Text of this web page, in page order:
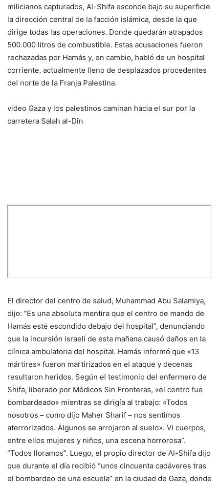
milicianos capturados, Al-Shifa esconde bajo su superficie
la dirección central de la facción islámica, desde la que
dirige todas las operaciones. Donde quedarán atrapados
500.000 litros de combustible. Estas acusaciones fueron
rechazadas por Hamás y, en cambio, habló de un hospital
corriente, actualmente lleno de desplazados procedentes
del norte de la Franja Palestina.
video Gaza y los palestinos caminan hacia el sur por la
carretera Salah al-Din
El director del centro de salud, Muhammad Abu Salamiya,
dijo: “Es una absoluta mentira que el centro de mando de
Hamás esté escondido debajo del hospital”, denunciando
que la incursión israelí de esta mañana causó daños en la
clínica ambulatoria del hospital. Hamás informó que «13
mártires» fueron martirizados en el ataque y decenas
resultaron heridos. Según el testimonio del enfermero de
Shifa, liberado por Médicos Sin Fronteras, «el centro fue
bombardeado» mientras se dirigía al trabajo: «Todos
nosotros – como dijo Maher Sharif – nos sentimos
aterrorizados. Algunos se arrojaron al suelo». Vi cuerpos,
entre ellos mujeres y niños, una escena horrorosa”.
“Todos lloramos”. Luego, el propio director de Al-Shifa dijo
que durante el día recibió “unos cincuenta cadáveres tras
el bombardeo de una escuela” en la ciudad de Gaza, donde